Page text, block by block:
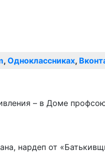
, Одноклассниках,
– в Доме
нардеп от